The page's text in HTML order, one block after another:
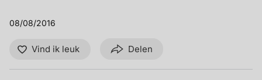
08/08/2016
Vind ik leuk Delen